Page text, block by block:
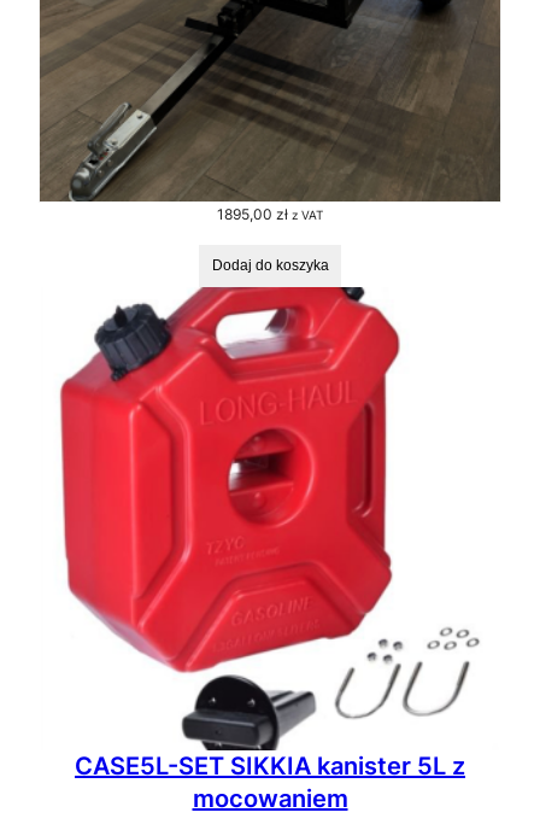
1895,00 zł z VAT
Dodaj do koszyka
CASE5L-SET SIKKIA kanister 5L z
mocowaniem